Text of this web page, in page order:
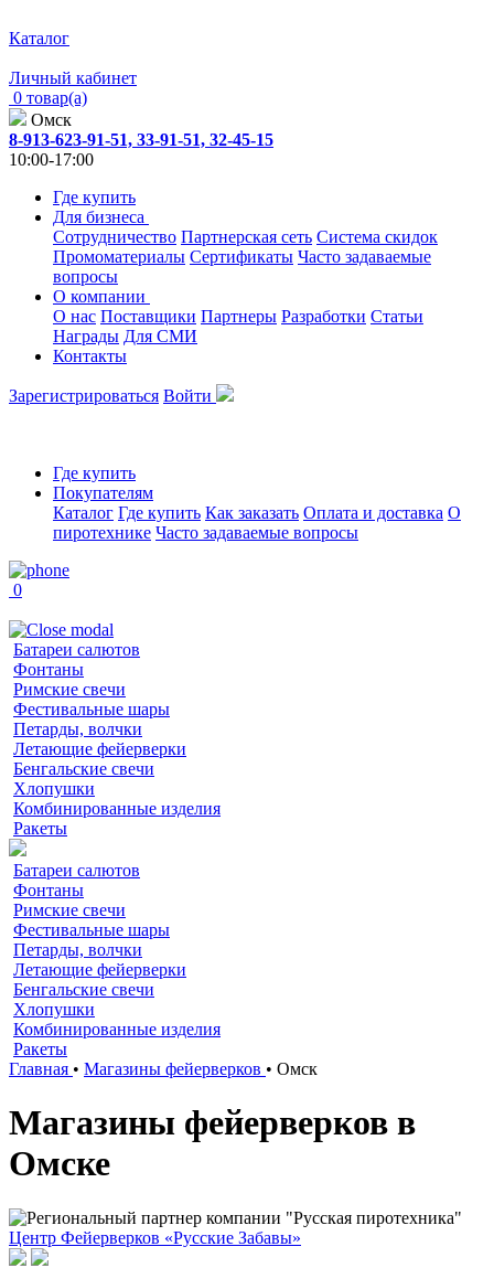
Каталог
Личный кабинет
0 товар(а)
Омск
8-913-623-91-51, 33-91-51, 32-45-15
10:00-17:00
Где купить
Для бизнеса
Сотрудничество Партнерская сеть Система скидок
Промоматериалы Сертификаты Часто задаваемые
вопросы
О компании
О нас Поставщики Партнеры Разработки Статьи
Награды Для СМИ
Контакты
Зарегистрироваться Войти
Где купить
Покупателям
Каталог Где купить Как заказать Оплата и доставка О
пиротехнике Часто задаваемые вопросы
0
Батареи салютов
Фонтаны
Римские свечи
Фестивальные шары
Петарды, волчки
Летающие фейерверки
Бенгальские свечи
Хлопушки
Комбинированные изделия
Ракеты
Батареи салютов
Фонтаны
Римские свечи
Фестивальные шары
Петарды, волчки
Летающие фейерверки
Бенгальские свечи
Хлопушки
Комбинированные изделия
Ракеты
Главная • Магазины фейерверков • Омск
Магазины фейерверков в
Омске
Центр Фейерверков «Русские Забавы»